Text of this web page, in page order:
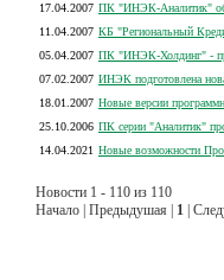
17.04.2007 ПК "ИНЭК-Аналитик"
11.04.2007 КБ "Региональный
05.04.2007 ПК "ИНЭК-Холдинг" -
07.02.2007 ИНЭК подготовлена
18.01.2007 Новые версии
25.10.2006 ПК серии "Аналитик"
14.04.2021 Новые возможности
Новости 1 - 110 из 110
Начало | Предыдушая | 1 |